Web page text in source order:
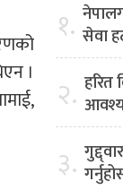
।
१. सेवा
२. हरित
३.